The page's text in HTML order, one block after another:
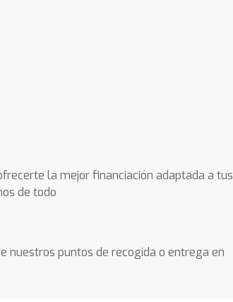
la mejor financiación adaptada a tus
de todo
nuestros puntos de recogida o entrega en